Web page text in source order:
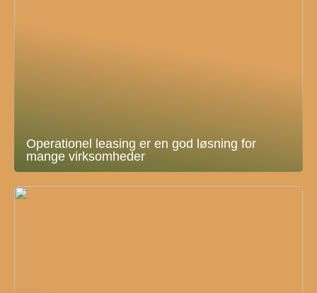
Operationel leasing er en god løsning for
mange virksomheder